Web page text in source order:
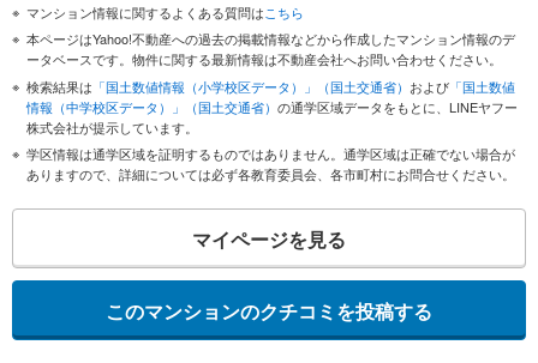
マンション情報に関するよくある質問はこちら
本ページはYahoo!不動産への過去の掲載情報などから作成したマンション情報のデ
ータベースです。物件に関する最新情報は不動産会社へお問い合わせください。
検索結果は 「国土数値情報（小学校区データ）」（国土交通省） および 「国土数値
情報（中学校区データ）」（国土交通省） の通学区域データをもとに、LINEヤフー
株式会社が提示しています。
学区情報は通学区域を証明するものではありません。通学区域は正確でない場合が
ありますので、詳細については必ず各教育委員会、各市町村にお問合せください。
マイページを見る
このマンションのクチコミを投稿する